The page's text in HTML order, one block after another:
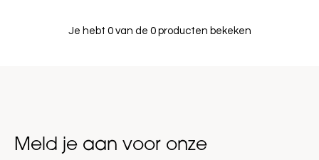
Je hebt 0 van de 0 producten bekeken
Meld je aan voor onze